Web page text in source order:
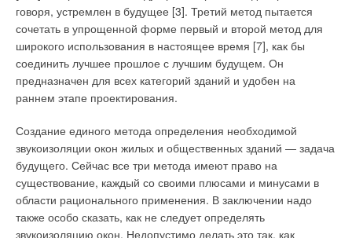
говоря, устремлен в будущее [3]. Третий метод пытается
сочетать в упрощенной форме первый и второй метод для
широкого использования в настоящее время [7], как бы
соединить лучшее прошлое с лучшим будущем. Он
предназначен для всех категорий зданий и удобен на
раннем этапе проектирования.
Создание единого метода определения необходимой
звукоизоляции окон жилых и общественных зданий — задача
будущего. Сейчас все три метода имеют право на
существование, каждый со своими плюсами и минусами в
области рационального применения. В заключении надо
также особо сказать, как не следует определять
звукоизоляцию окон. Недопустимо делать это так, как